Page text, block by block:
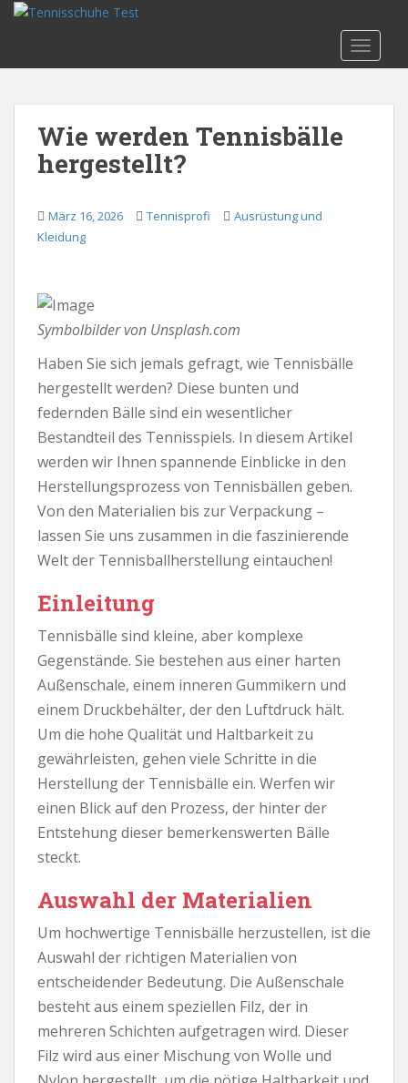
p
Wie werden Tennisbälle
hergestellt?
März 16, 2026 Tennisprofi
Ausrüstung und
Kleidung
Symbolbilder von Unsplash.com
Haben Sie sich jemals gefragt, wie Tennisbälle
hergestellt werden? Diese bunten und
federnden Bälle sind ein wesentlicher
Bestandteil des Tennisspiels. In diesem Artikel
werden wir Ihnen spannende Einblicke in den
Herstellungsprozess von Tennisbällen geben.
Von den Materialien bis zur Verpackung –
lassen Sie uns zusammen in die faszinierende
Welt der Tennisballherstellung eintauchen!
Einleitung
Tennisbälle sind kleine, aber komplexe
Gegenstände. Sie bestehen aus einer harten
Außenschale, einem inneren Gummikern und
einem Druckbehälter, der den Luftdruck hält.
Um die hohe Qualität und Haltbarkeit zu
gewährleisten, gehen viele Schritte in die
Herstellung der Tennisbälle ein. Werfen wir
einen Blick auf den Prozess, der hinter der
Entstehung dieser bemerkenswerten Bälle
steckt.
Auswahl der Materialien
Um hochwertige Tennisbälle herzustellen, ist die
Auswahl der richtigen Materialien von
entscheidender Bedeutung. Die Außenschale
besteht aus einem speziellen Filz, der in
mehreren Schichten aufgetragen wird. Dieser
Filz wird aus einer Mischung von Wolle und